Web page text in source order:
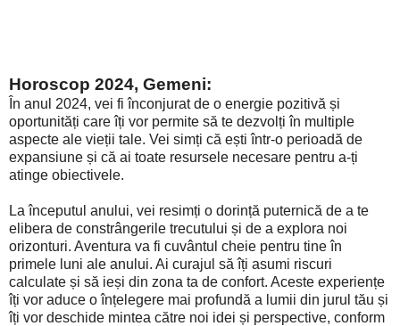
Horoscop 2024, Gemeni:
În anul 2024, vei fi înconjurat de o energie pozitivă și
oportunități care îți vor permite să te dezvolți în multiple
aspecte ale vieții tale. Vei simți că ești într-o perioadă de
expansiune și că ai toate resursele necesare pentru a-ți
atinge obiectivele.
La începutul anului, vei resimți o dorință puternică de a te
elibera de constrângerile trecutului și de a explora noi
orizonturi. Aventura va fi cuvântul cheie pentru tine în
primele luni ale anului. Ai curajul să îți asumi riscuri
calculate și să ieși din zona ta de confort. Aceste experiențe
îți vor aduce o înțelegere mai profundă a lumii din jurul tău și
îți vor deschide mintea către noi idei și perspective, conform